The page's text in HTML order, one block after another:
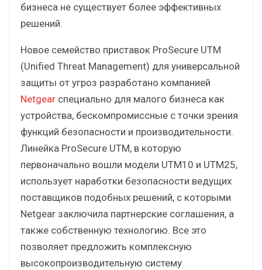
бизнеса не существует более эффективных
решений.
Новое семейство приставок ProSecure UTM
(Unified Threat Management) для универсальной
защиты от угроз разработано компанией
Netgear специально для малого бизнеса как
устройства, бескомпромиссные с точки зрения
функций безопасности и производительности.
Линейка ProSecure UTM, в которую
первоначально вошли модели UTM10 и UTM25,
использует наработки безопасности ведущих
поставщиков подобных решений, с которыми
Netgear заключила партнерские соглашения, а
также собственную технологию. Все это
позволяет предложить комплексную
высокопроизводительную систему